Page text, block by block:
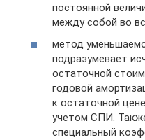
постоянной
между собой во
метод
подразумевает
остаточной
годовой
к остаточной
учетом СПИ.
специальный